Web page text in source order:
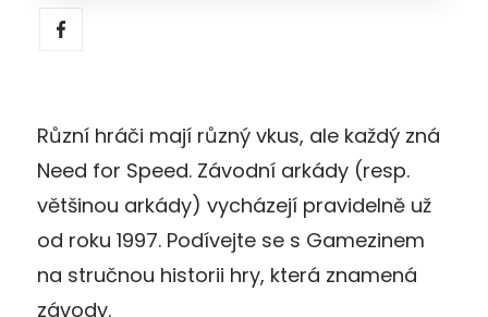
Různí hráči mají různý vkus, ale každý zná
Need for Speed. Závodní arkády (resp.
většinou arkády) vycházejí pravidelně už
od roku 1997. Podívejte se s Gamezinem
na stručnou historii hry, která znamená
závody.